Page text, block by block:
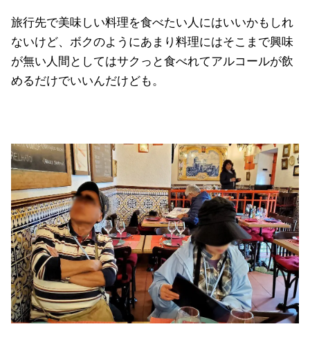
旅行先で美味しい料理を食べたい人にはいいかもしれ
ないけど、ボクのようにあまり料理にはそこまで興味
が無い人間としてはサクっと食べれてアルコールが飲
めるだけでいいんだけども。